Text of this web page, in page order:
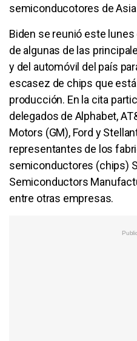
semiconducotores de Asia
Biden se reunió este
de algunas de las
y del automóvil del país
escasez de chips que
producción. En la cita
delegados de Alphabet,
Motors (GM), Ford y
representantes de los
semiconductores (chips)
Semiconductors
entre otras empresas.